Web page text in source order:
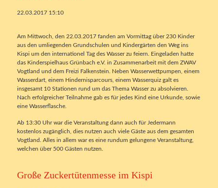
22.03.2017 15:10
Am Mittwoch, den 22.03.2017 fanden am Vormittag über 230 Kinder
aus den umliegenden Grundschulen und Kindergärten den Weg ins
Kispi um den internationel Tag des Wasser zu feiern. Eingeladen hatte
das Kinderspielhaus Grünbach e.V. in Zusammenarbeit mit dem ZWAV
Vogtland und dem Freizi Falkenstein. Neben Wasserwettpumpen, einem
Wasserdart, einem Hindernisparcours, einem Wasserquiz galt es
insgesamt 10 Stationen rund um das Thema Wasser zu absolvieren.
Nach erfolgreicher Teilnahme gab es für jedes Kind eine Urkunde, sowie
eine Wasserflasche.
Ab 13:30 Uhr war die Veranstaltung dann auch für Jedermann
kostenlos zugänglich, dies nutzen auch viele Gäste aus dem gesamten
Vogtland. Alles in allem war es eine rundum gelungene Veranstaltung,
welchen über 500 Gästen nutzen.
Große Zuckertütenmesse im Kispi